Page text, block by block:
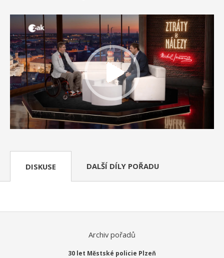
DISKUSE DALŠÍ DÍLY POŘADU
Archiv pořadů
30 let Městské policie Plzeň